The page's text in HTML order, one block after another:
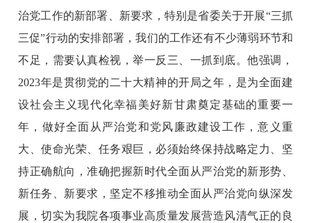
治党工作的新部署、新要求，特别是省委关于开展“三抓
三促”行动的安排部署，我们的工作还有不少薄弱环节和
不足，需要认真检视，举一反三、一抓到底。他强调，
2023年是贯彻党的二十大精神的开局之年，是为全面建
设社会主义现代化幸福美好新甘肃奠定基础的重要一
年，做好全面从严治党和党风廉政建设工作，意义重
大、使命光荣、任务艰巨，必须始终保持战略定力、坚
持正确航向，准确把握新时代全面从严治党的新形势、
新任务、新要求，坚定不移推动全面从严治党向纵深发
展，切实为我院各项事业高质量发展营造风清气正的良